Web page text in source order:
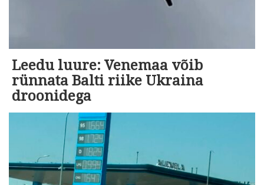
Leedu luure: Venemaa võib
rünnata Balti riike Ukraina
droonidega